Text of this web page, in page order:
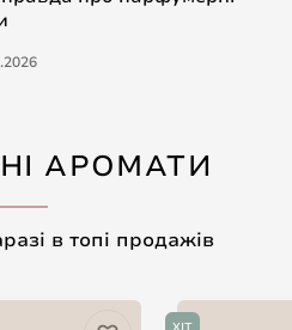
АРОМАТИ
в топі продажів